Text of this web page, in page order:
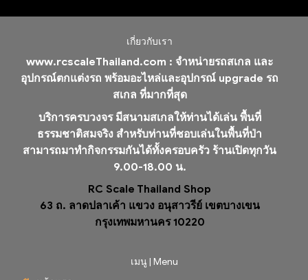
เกี่ยวกับเรา
www.rcscaleThailand.com : จำหน่ายรถสเกล และ
อุปกรณ์ตกแต่งรถ พร้อมอะไหล่และอุปกรณ์ upgrade รถ
สเกล ที่มากที่สุด
บริการครบวงจร มีสนามสเกลให้ท่านได้เล่น พื้นที่
ธรรมชาติสมจริง สำหรับท่านที่ชอบเล่นในพื้นที่ป่า
สามารถมาทำกิจกรรมกันได้ทั้งครอบครัว ร้านเปิดทุกวัน
9.00-18.00 น.
RC Scale Thailand Shop
63 ถ. ลาดปลาเค้า แขวง อนุสาวรีย์ เขตบางเขน
กรุงเทพมหานคร 10220
เมนู | Menu